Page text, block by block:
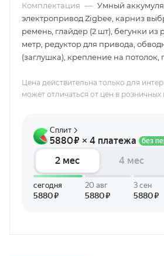
Комплектация — Умный
электропривод Zigbee, карниз
ремень, глайдер (2 шт), бегунки из
метр, редуктор для привода,
(заглушка), крепление на потолок,
Цена действительна только для
может отличаться от цен в розничных